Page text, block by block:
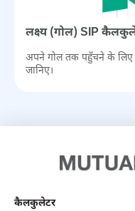
लक्ष्‍य (गोल) SIP
अपने गोल तक पहुँचने के लिए
जानिए।
कैलकुलेटर